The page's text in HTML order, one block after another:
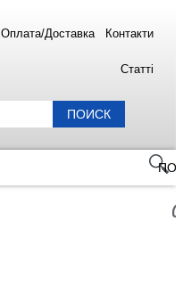
Оплата/Доставка Контакти
Статті
ПОИСК